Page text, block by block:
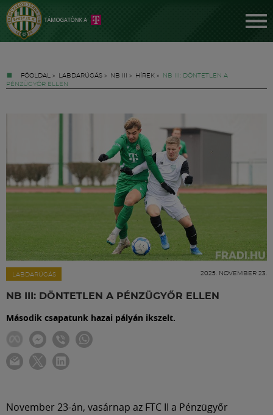
FŐOLDAL » LABDARÚGÁS » NB III » HÍREK »
NB III: DÖNTETLEN A
PÉNZÜGYŐR ELLEN
LABDARÚGÁS 2025. NOVEMBER 23.
NB III: DÖNTETLEN A PÉNZÜGYŐR ELLEN
Második csapatunk hazai pályán ikszelt.
November 23-án, vasárnap az FTC II a Pénzügyőr
Jegyek
Labdarúgás
Szakosztályok
Meccscenter